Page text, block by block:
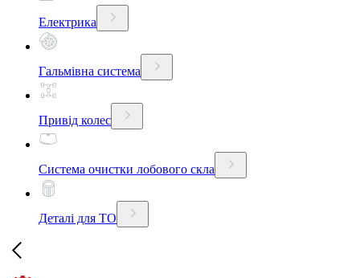
Електрика
Гальмівна система
Привід колес
Система очистки лобового скла
Деталі для ТО